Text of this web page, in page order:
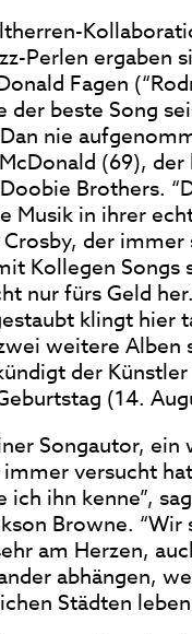
Perlen ergaben
Fagen
der beste Song
nie
(69), der
Brothers.
Musik in ihrer
Crosby, der immer
Kollegen Songs
nur fürs Geld
klingt hier
weitere Alben
der
(14.
Songautor,
immer versucht
ich ihn kenne”,
Browne. “Wir
am Herzen,
abhängen,
Städten